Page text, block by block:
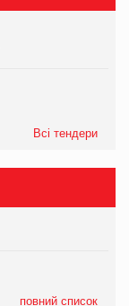
Всі тендери
повний список